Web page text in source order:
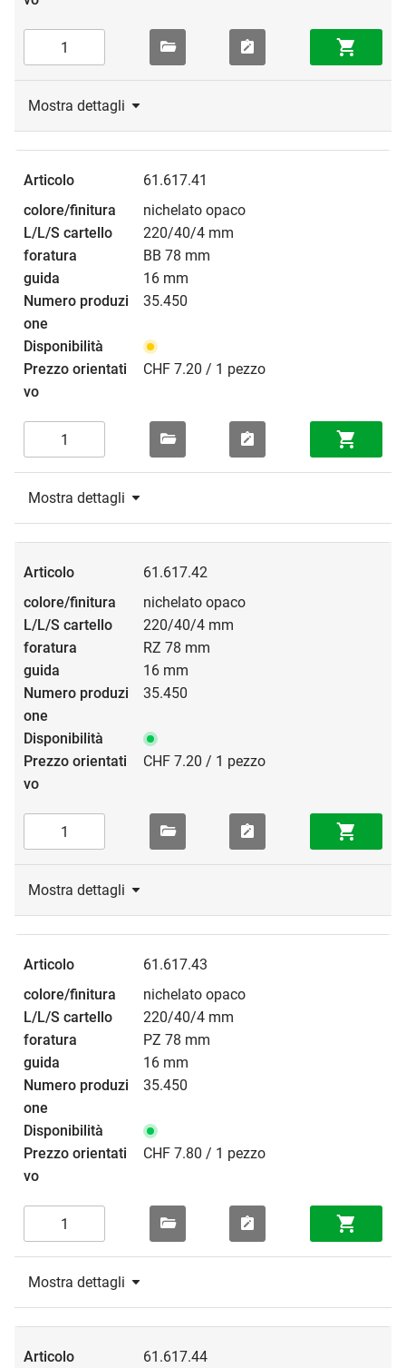
Mostra dettagli
61.617.41
nichelato opaco
220/40/4 mm
BB 78 mm
16 mm
35.450
CHF 7.20 / 1 pezzo
Mostra dettagli
61.617.42
nichelato opaco
220/40/4 mm
RZ 78 mm
16 mm
35.450
CHF 7.20 / 1 pezzo
Mostra dettagli
61.617.43
nichelato opaco
220/40/4 mm
PZ 78 mm
16 mm
35.450
CHF 7.80 / 1 pezzo
Mostra dettagli
61.617.44